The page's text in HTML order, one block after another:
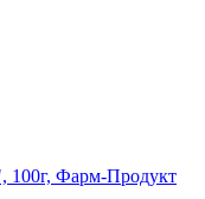
100г, Фарм-Продукт